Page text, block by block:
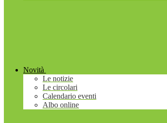
Novità
Le notizie
Le circolari
Calendario eventi
Albo online